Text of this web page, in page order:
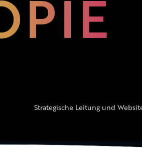
Strategische Leitung und